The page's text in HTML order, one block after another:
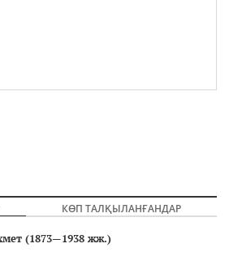
КӨП ТАЛҚЫЛАНҒАНДАР
(1873—1938 жж.)